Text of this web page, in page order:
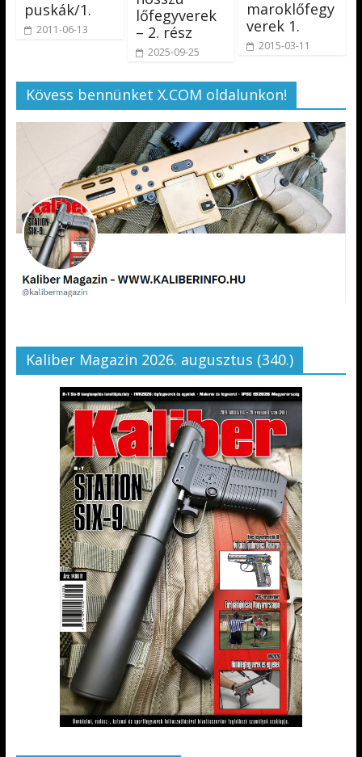
puskák/1.
2011-06-13
lőfegyverek
– 2. rész
2025-09-25
maroklőfegy
verek 1.
2015-03-11
Kövess bennünket X.COM oldalunkon!
Kaliber Magazin 2026. augusztus (340.)